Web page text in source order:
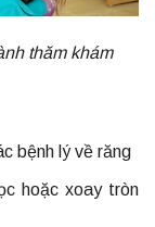
thăm khám
bệnh lý về răng
hoặc xoay tròn